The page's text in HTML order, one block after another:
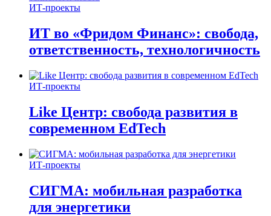
ИТ-проекты
ИТ во «Фридом Финанс»: свобода,
ответственность, технологичность
ИТ-проекты
Like Центр: свобода развития в
современном EdTech
ИТ-проекты
СИГМА: мобильная разработка
для энергетики